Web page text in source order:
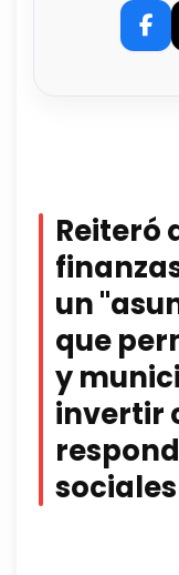
Reiteró
un
que
y
invertir
sociales